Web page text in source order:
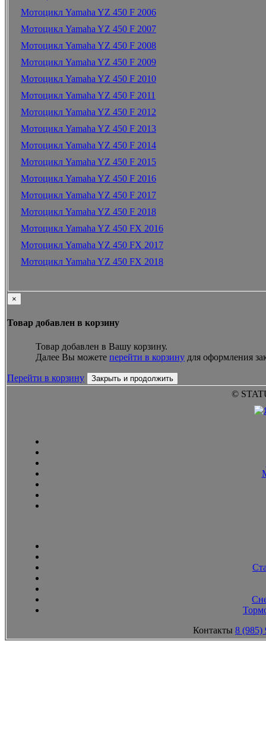
Мотоцикл Yamaha YZ 450 F 2006
Мотоцикл Yamaha YZ 450 F 2007
Мотоцикл Yamaha YZ 450 F 2008
Мотоцикл Yamaha YZ 450 F 2009
Мотоцикл Yamaha YZ 450 F 2010
Мотоцикл Yamaha YZ 450 F 2011
Мотоцикл Yamaha YZ 450 F 2012
Мотоцикл Yamaha YZ 450 F 2013
Мотоцикл Yamaha YZ 450 F 2014
Мотоцикл Yamaha YZ 450 F 2015
Мотоцикл Yamaha YZ 450 F 2016
Мотоцикл Yamaha YZ 450 F 2017
Мотоцикл Yamaha YZ 450 F 2018
Мотоцикл Yamaha YZ 450 FX 2016
Мотоцикл Yamaha YZ 450 FX 2017
Мотоцикл Yamaha YZ 450 FX 2018
×
Товар добавлен в корзину
Товар добавлен в Вашу корзину.
Далее Вы можете перейти в корзину для оформления
Перейти в корзину Закрыть и продолжить
©
Контакты 8 (985)